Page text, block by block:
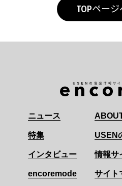
TOPペー
ニュース
特集
インタビュー
encoremode
USEN
情報サ
サイト